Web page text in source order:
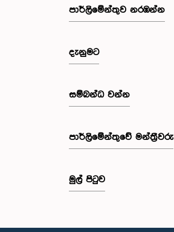
පාර්ලි‌මේන්තුව නරඹන්න
දැනුමට
සම්බන්ධ වන්න
පාර්ලි‌මේන්තුවේ මන්ත්‍රීවරු
මුල් පිටුව